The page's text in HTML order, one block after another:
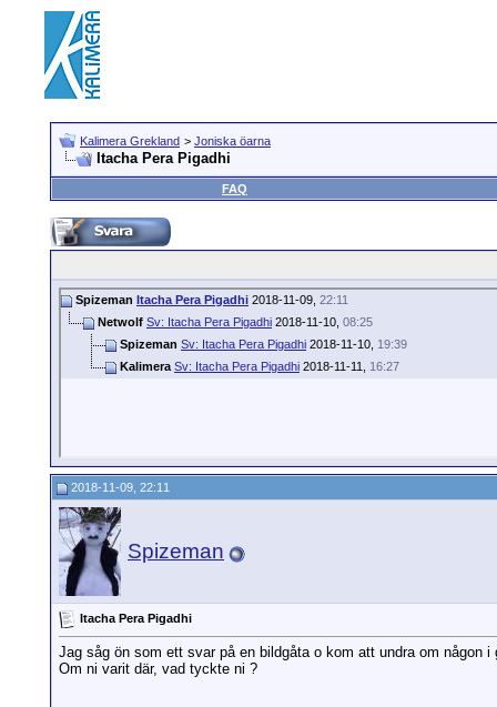
Kalimera Grekland > Joniska öarna
Itacha Pera Pigadhi
FAQ
Spizeman Itacha Pera Pigadhi 2018-11-09, 22:11
Netwolf Sv: Itacha Pera Pigadhi 2018-11-10, 08:25
Spizeman Sv: Itacha Pera Pigadhi 2018-11-10, 19:39
Kalimera Sv: Itacha Pera Pigadhi 2018-11-11, 16:27
2018-11-09, 22:11
Spizeman
Itacha Pera Pigadhi
Jag såg ön som ett svar på en bildgåta o kom att undra om någon i
Om ni varit där, vad tyckte ni ?